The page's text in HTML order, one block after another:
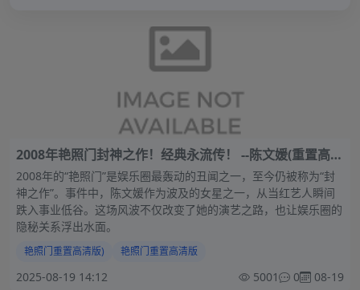
2008年艳照门封神之作！经典永流传！ --陈文媛(重置高清
版)
2008年的“艳照门”是娱乐圈最轰动的丑闻之一，至今仍被称为“封
神之作”。事件中，陈文媛作为波及的女星之一，从当红艺人瞬间
跌入事业低谷。这场风波不仅改变了她的演艺之路，也让娱乐圈的
隐秘关系浮出水面。
艳照门重置高清版) 艳照门重置高清版
2025-08-19 14:12 5001 0 08-19